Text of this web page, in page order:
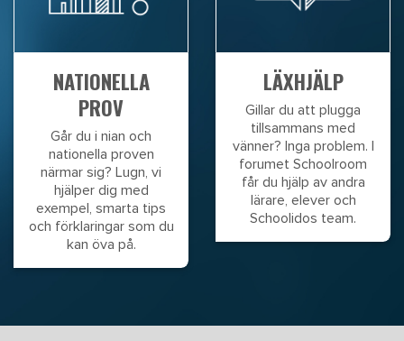
NATIONELLA
PROV
Går du i nian och
nationella proven
närmar sig? Lugn, vi
hjälper dig med
exempel, smarta tips
och förklaringar som du
kan öva på.
LÄXHJÄLP
Gillar du att plugga
tillsammans med
vänner? Inga problem. I
forumet Schoolroom
får du hjälp av andra
lärare, elever och
Schoolidos team.